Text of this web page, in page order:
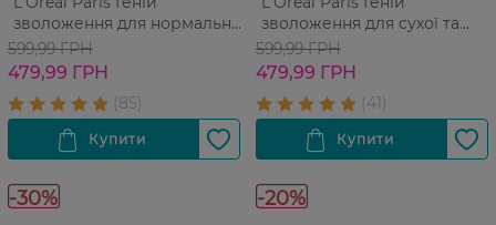
зволоження для нормальної
та комбінованої шкіри
обличчя 70 мл
599,99 ГРН
479,99 ГРН
зволоження для сухої та
чутливої шкіри обличчя 70
мл
599,99 ГРН
479,99 ГРН
-30% -20%